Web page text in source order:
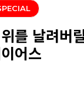
를 날려버
어스